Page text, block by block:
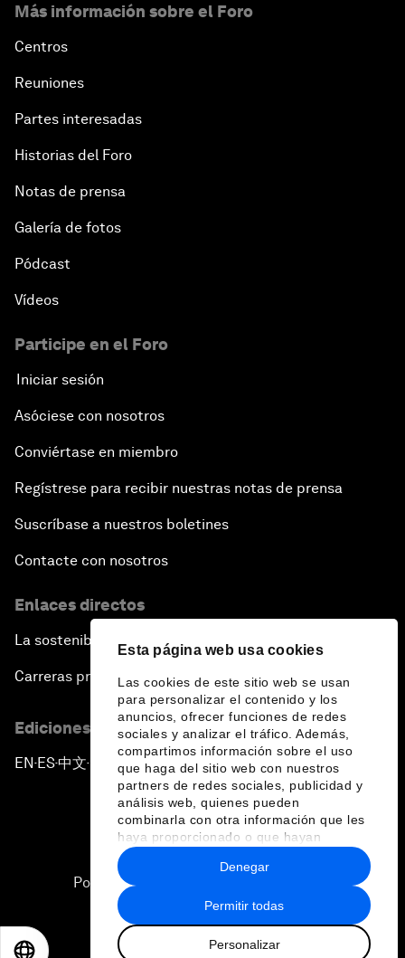
Esta página web usa cookies
Las cookies de este sitio web se usan
para personalizar el contenido y los
anuncios, ofrecer funciones de redes
sociales y analizar el tráfico. Además,
compartimos información sobre el uso
que haga del sitio web con nuestros
partners de redes sociales, publicidad y
análisis web, quienes pueden
combinarla con otra información que les
haya proporcionado o que hayan
recopilado a partir del uso que haya
hecho de sus servicios.
Permitir todas
Personalizar
Denegar
Más información sobre el Foro
Centros
Reuniones
Partes interesadas
Historias del Foro
Notas de prensa
Galería de fotos
Pódcast
Vídeos
Participe en el Foro
Iniciar sesión
Asóciese con nosotros
Conviértase en miembro
Regístrese para recibir nuestras notas de prensa
Suscríbase a nuestros boletines
Contacte con nosotros
Enlaces directos
La sostenibilidad en el Foro
Carreras profesionales
Ediciones en otros idiomas
EN ▪ES▪中文▪ 日本語
Política de privacidad y normas de uso
Sitemap
2026 Foro Económico Mundial